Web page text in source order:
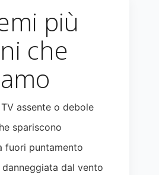
più
che
assente o debole
spariscono
fuori puntamento
danneggiata dal vento